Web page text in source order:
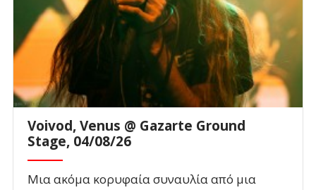
Voivod, Venus @ Gazarte Ground
Stage, 04/08/26
Μια ακόμα κορυφαία συναυλία από μια